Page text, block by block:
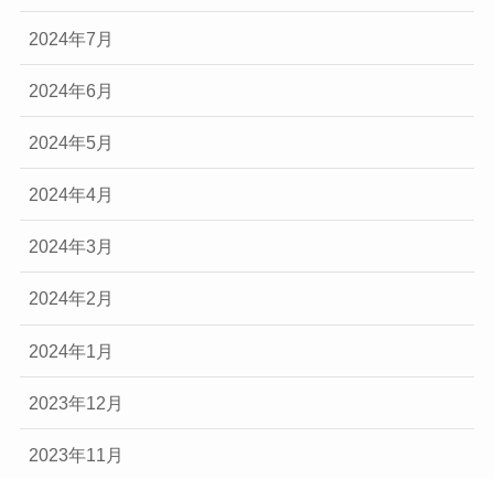
2024年7月
2024年6月
2024年5月
2024年4月
2024年3月
2024年2月
2024年1月
2023年12月
2023年11月